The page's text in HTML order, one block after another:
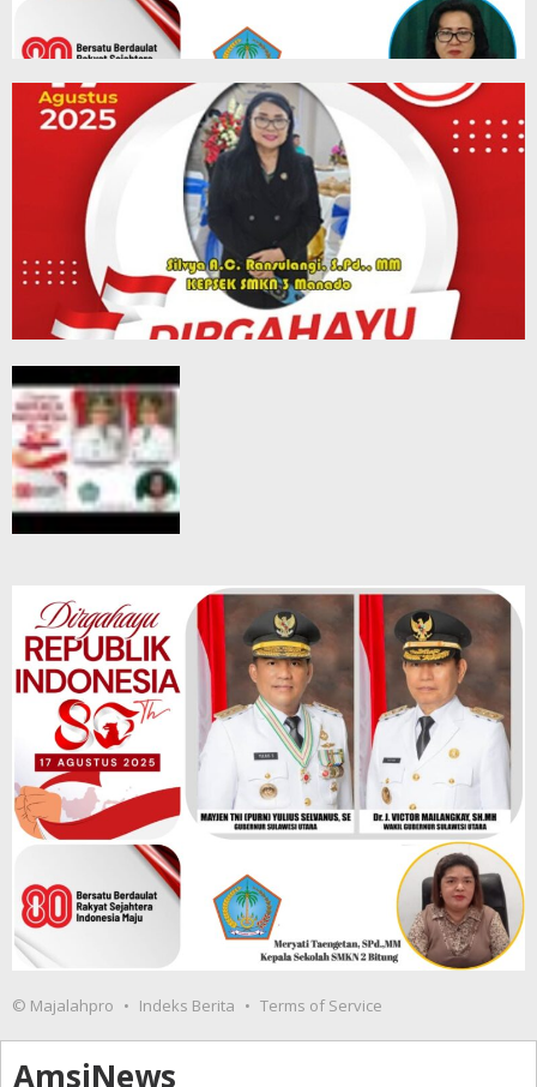
© Majalahpro Indeks Berita Terms of Service
AmsiNews